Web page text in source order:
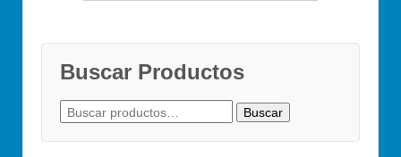
Buscar Productos
Buscar
Buscar